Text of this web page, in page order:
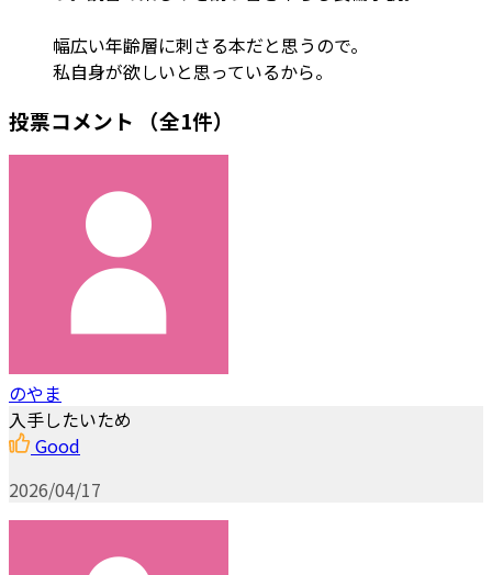
幅広い年齢層に刺さる本だと思うので。
私自身が欲しいと思っているから。
投票コメント （全1件）
のやま
入手したいため
Good
2026/04/17